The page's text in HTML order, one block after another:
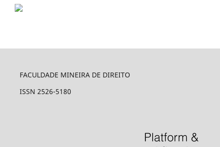
FACULDADE MINEIRA DE DIREITO
ISSN 2526-5180